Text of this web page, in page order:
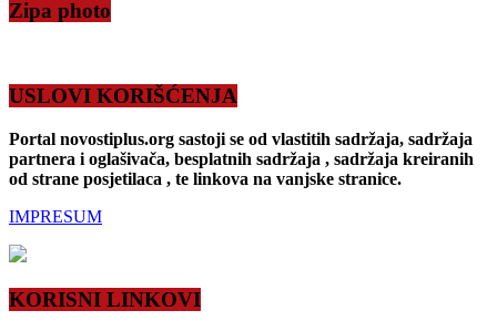
Zipa photo
USLOVI KORIŠĆENJA
Portal novostiplus.org sastoji se od vlastitih sadržaja, sadržaja
partnera i oglašivača, besplatnih sadržaja , sadržaja kreiranih
od strane posjetilaca , te linkova na vanjske stranice.
IMPRESUM
KORISNI LINKOVI